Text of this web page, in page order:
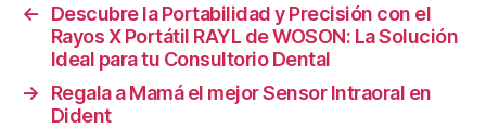
←
Descubre la Portabilidad y Precisión con el
Rayos X Portátil RAYL de WOSON: La Solución
Ideal para tu Consultorio Dental
→
Regala a Mamá el mejor Sensor Intraoral en
Dident